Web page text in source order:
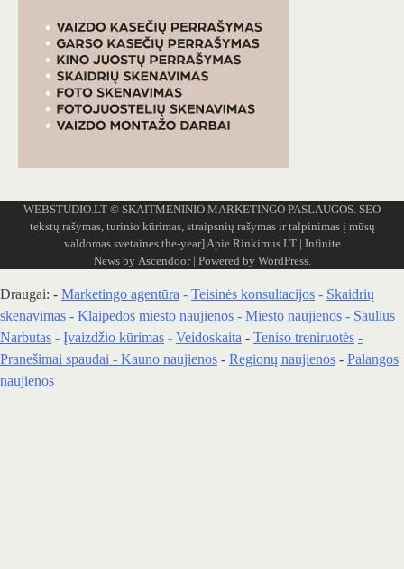
WEBSTUDIO.LT © SKAITMENINIO MARKETINGO PASLAUGOS. SEO
tekstų rašymas, turinio kūrimas, straipsnių rašymas ir talpinimas į mūsų
valdomas svetaines.the-year]Apie Rinkimus.LT| Infinite
News by Ascendoor| Powered by WordPress.
Draugai: - Marketingo agentūra - Teisinės konsultacijos - Skaidrių
skenavimas - Klaipedos miesto naujienos - Miesto naujienos - Saulius
Narbutas - Įvaizdžio kūrimas - Veidoskaita - Teniso treniruotės -
Pranešimai spaudai - Kauno naujienos - Regionų naujienos - Palangos
naujienos